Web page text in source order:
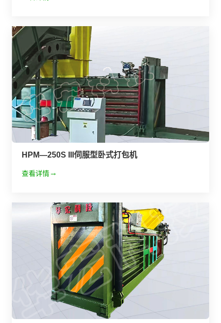
HPM—250S III伺服型卧式打包机
查看详情